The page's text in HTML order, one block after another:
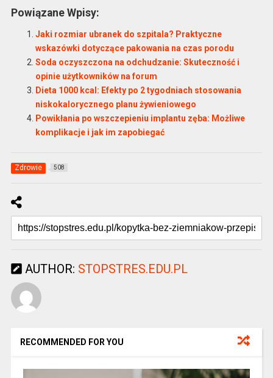
Powiązane Wpisy:
Jaki rozmiar ubranek do szpitala? Praktyczne
wskazówki dotyczące pakowania na czas porodu
Soda oczyszczona na odchudzanie: Skuteczność i
opinie użytkowników na forum
Dieta 1000 kcal: Efekty po 2 tygodniach stosowania
niskokalorycznego planu żywieniowego
Powikłania po wszczepieniu implantu zęba: Możliwe
komplikacje i jak im zapobiegać
Zdrowie 508
AUTHOR: STOPSTRES.EDU.PL
RECOMMENDED FOR YOU